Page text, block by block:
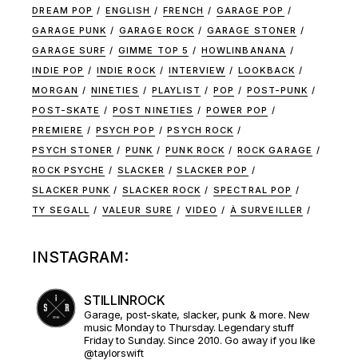
DREAM POP
ENGLISH FRENCH
GARAGE POP
GARAGE PUNK
GARAGE ROCK
GARAGE STONER
GARAGE SURF
GIMME TOP 5
HOWLINBANANA
INDIE POP
INDIE ROCK INTERVIEW
LOOKBACK
MORGAN
NINETIES PLAYLIST POP
POST-PUNK
POST-SKATE
POST NINETIES
POWER POP
PREMIERE
PSYCH POP
PSYCH ROCK
PSYCH STONER
PUNK PUNK ROCK
ROCK GARAGE
ROCK PSYCHE
SLACKER
SLACKER POP
SLACKER PUNK
SLACKER ROCK
SPECTRAL POP
TY SEGALL
VALEUR SURE VIDEO À SURVEILLER
INSTAGRAM:
STILLINROCK
Garage, post-skate, slacker, punk & more. New
music Monday to Thursday. Legendary stuff
Friday to Sunday. Since 2010. Go away if you like
@taylorswift